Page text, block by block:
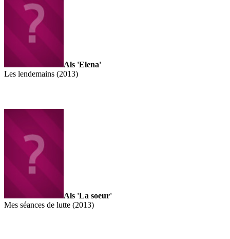
Als 'Elena'
Les lendemains (2013)
Als 'La soeur'
Mes séances de lutte (2013)